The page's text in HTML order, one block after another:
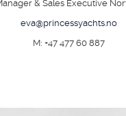
& Sales Executive
eva@princessyachts.no
M: +47 477 60 887